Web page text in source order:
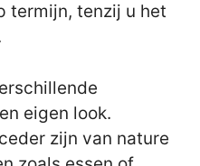
termijn, tenzij u het
eigen look.
zijn van nature